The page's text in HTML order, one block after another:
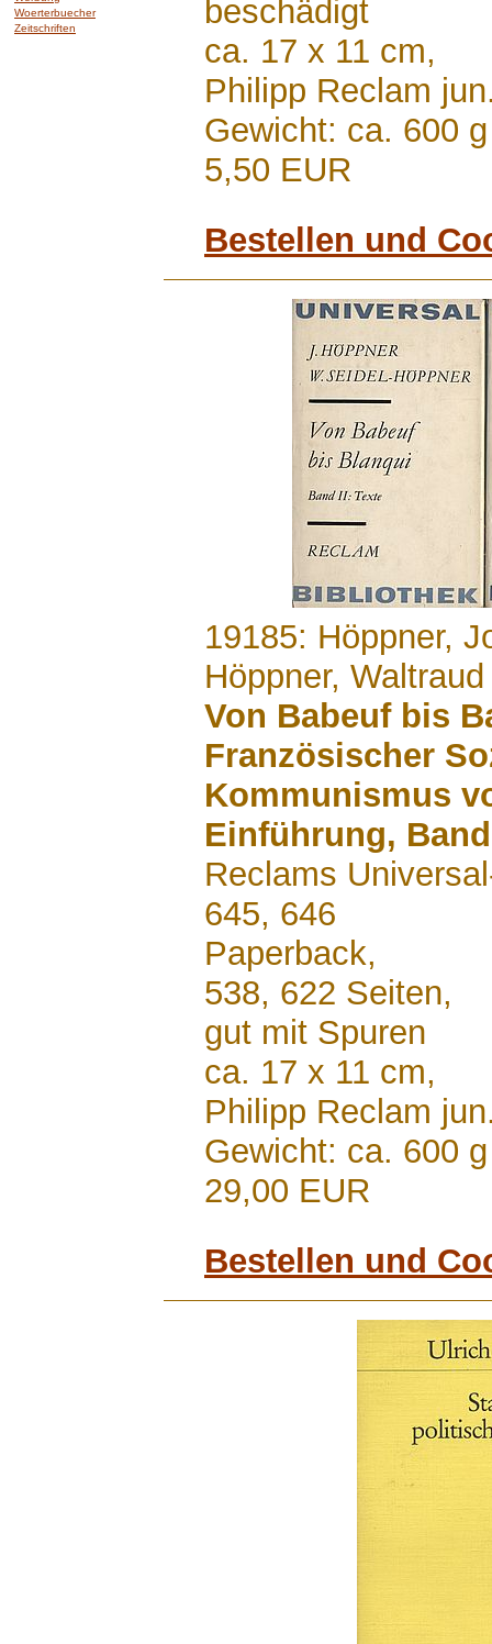
Woerterbuecher
Zeitschriften
beschädigt
ca. 17 x 11 cm,
Philipp Reclam
Gewicht: ca. 600 g
5,50 EUR
Bestellen und
19185: Höppner,
Höppner, Waltraud
Von Babeuf bis
Französischer
Kommunismus
Einführung,
Reclams
645, 646
Paperback,
538, 622 Seiten,
gut mit Spuren
ca. 17 x 11 cm,
Philipp Reclam
Gewicht: ca. 600 g
29,00 EUR
Bestellen und